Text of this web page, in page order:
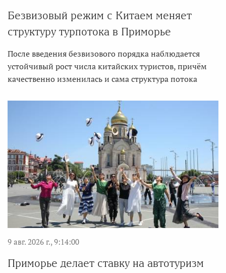
Безвизовый режим с Китаем меняет
структуру турпотока в Приморье
После введения безвизового порядка наблюдается
устойчивый рост числа китайских туристов, причём
качественно изменилась и сама структура потока
9 авг. 2026 г., 9:14:00
Приморье делает ставку на автотуризм